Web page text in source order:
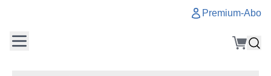
Premium-Abo